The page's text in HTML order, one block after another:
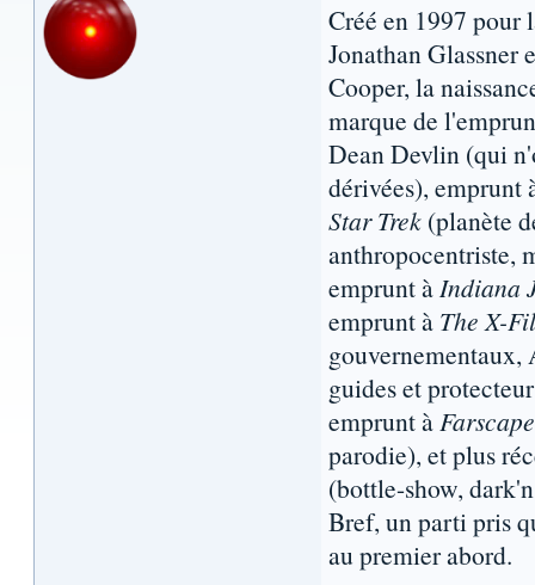
Créé en 1997 pour
Jonathan Glassner
Cooper, la
marque de
Dean Devlin (qui
dérivées), emprunt
Star Trek (planète
anthropocentriste,
emprunt àIndiana
emprunt à The X-
guides et
emprunt àFarscape
parodie), et plus
(bottle-show,
Bref, un parti pris
au premier abord.